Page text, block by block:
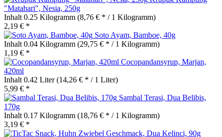
"Matahari", Nesia, 250g
Inhalt 0.25 Kilogramm (8,76 € * / 1 Kilogramm)
2,19 € *
Soto Ayam, Bamboe, 40g
Inhalt 0.04 Kilogramm (29,75 € * / 1 Kilogramm)
1,19 € *
Cocopandansyrup, Marjan,
420ml
Inhalt 0.42 Liter(14,26 € * / 1 Liter)
5,99 € *
Sambal Terasi, Dua Belibis,
170g
Inhalt 0.17 Kilogramm (18,76 € * / 1 Kilogramm)
3,19 € *